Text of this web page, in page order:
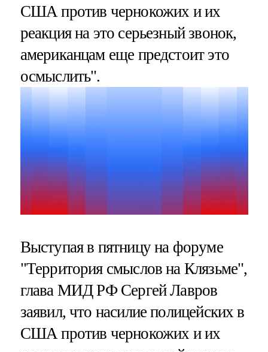
США против чернокожих и их
реакция на это серьезный звонок,
американцам еще предстоит это
осмыслить".
Выступая в пятницу на форуме
"Территория смыслов на Клязьме",
глава МИД РФ Сергей Лавров
заявил, что насилие полицейских в
США против чернокожих и их